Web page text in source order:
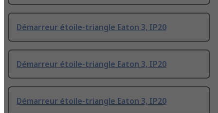
Démarreur étoile-triangle Eaton 3, IP20
Démarreur étoile-triangle Eaton 3, IP20
Démarreur étoile-triangle Eaton 3, IP20